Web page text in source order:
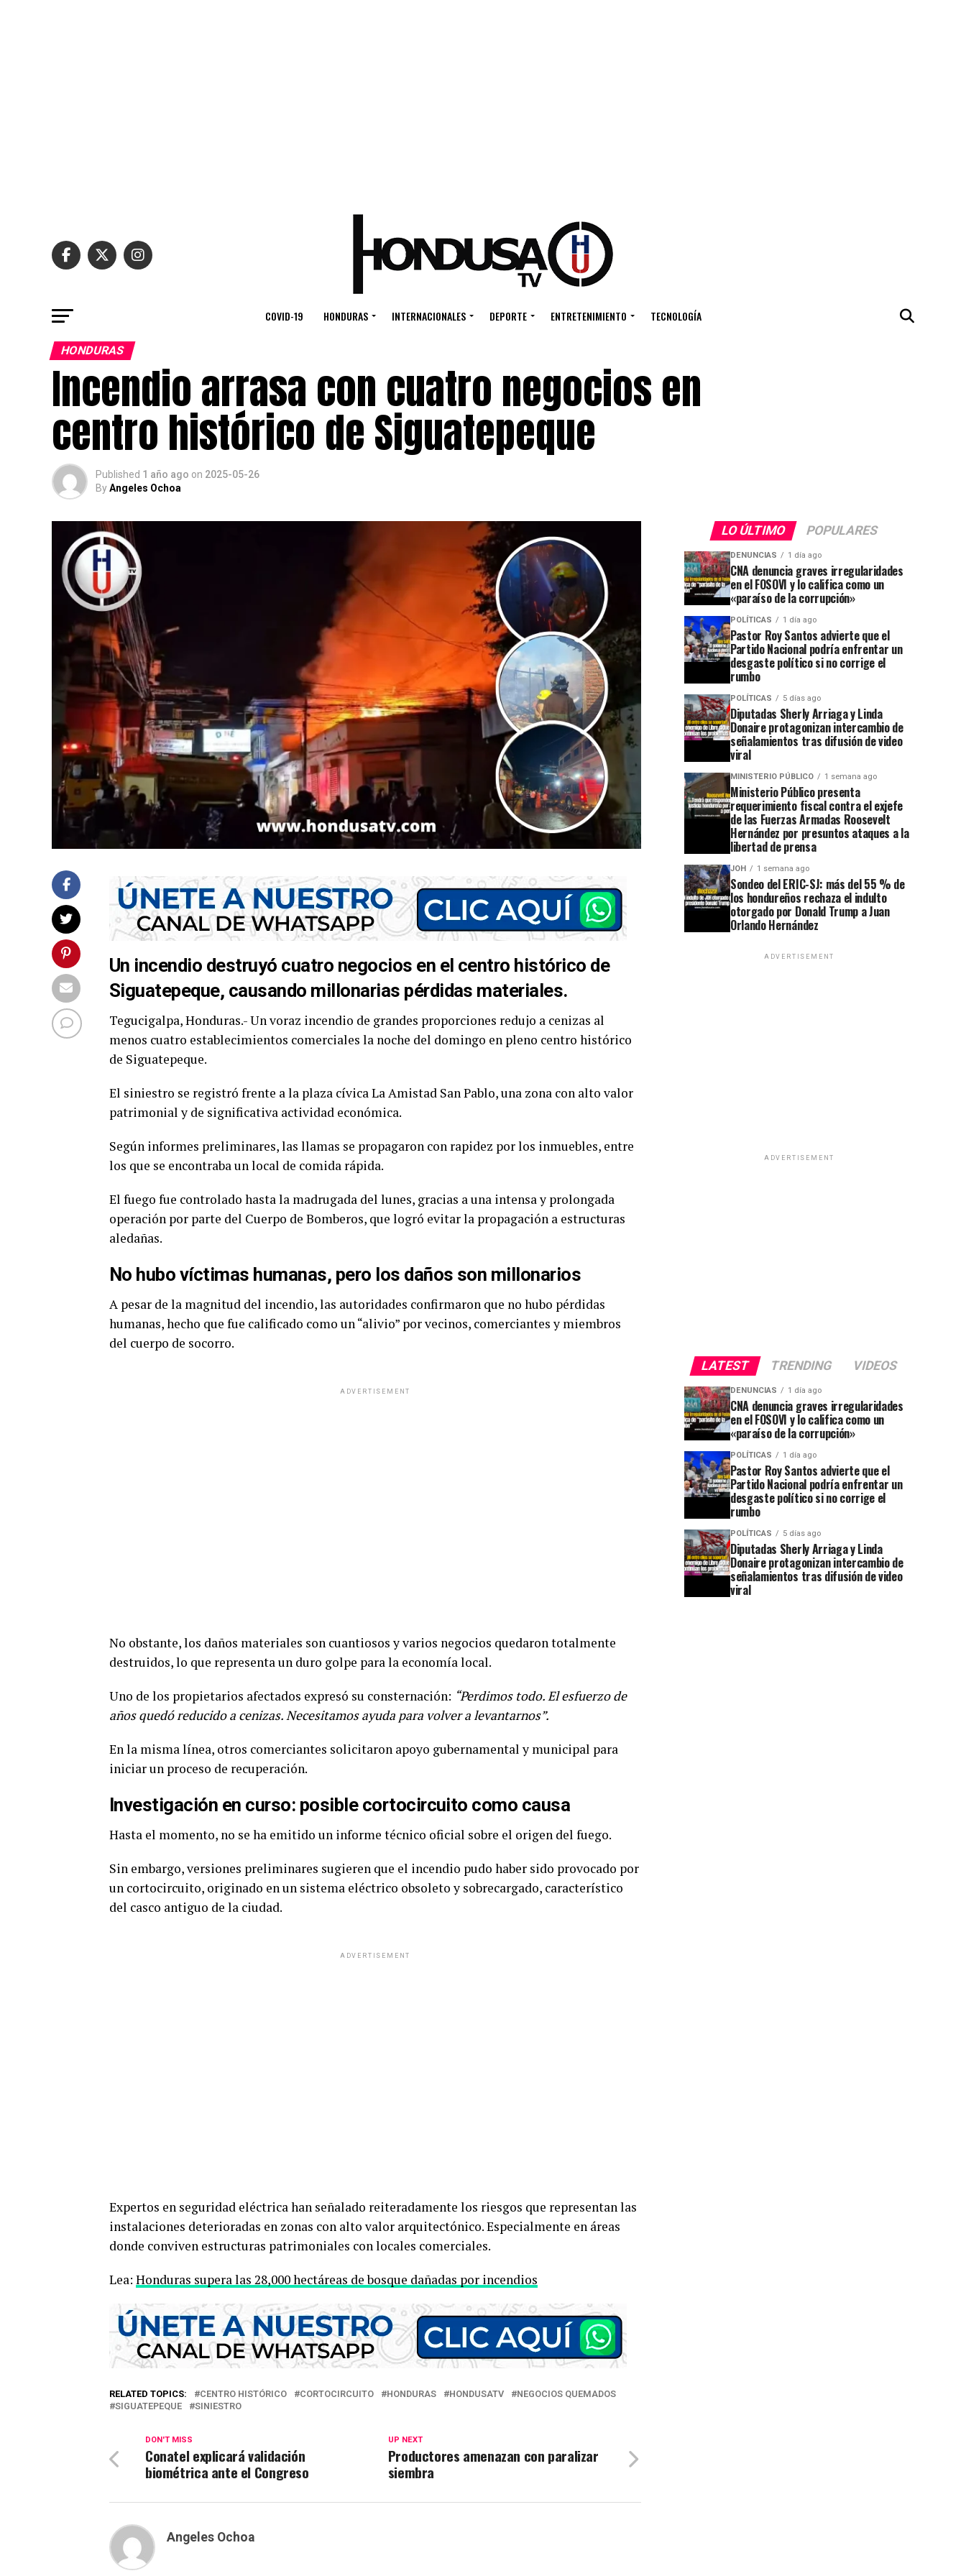
COVID-19 HONDURAS INTERNACIONALES DEPORTE ENTRETENIMIENTO TECNOLOGÍA
HONDURAS
Incendio arrasa con cuatro negocios en
centro histórico de Siguatepeque
Published 1 año ago on 2025-05-26
ByAngeles Ochoa
Un incendio destruyó cuatro negocios en el centro histórico de
Siguatepeque, causando millonarias pérdidas materiales.
Tegucigalpa, Honduras.- Un voraz incendio de grandes proporciones redujo a cenizas al
menos cuatro establecimientos comerciales la noche del domingo en pleno centro histórico
de Siguatepeque.
El siniestro se registró frente a la plaza cívica La Amistad San Pablo, una zona con alto valor
patrimonial y de significativa actividad económica.
Según informes preliminares, las llamas se propagaron con rapidez por los inmuebles, entre
los que se encontraba un local de comida rápida.
El fuego fue controlado hasta la madrugada del lunes, gracias a una intensa y prolongada
operación por parte del Cuerpo de Bomberos, que logró evitar la propagación a estructuras
aledañas.
No hubo víctimas humanas, pero los daños son millonarios
A pesar de la magnitud del incendio, las autoridades confirmaron que no hubo pérdidas
humanas, hecho que fue calificado como un “alivio” por vecinos, comerciantes y miembros
del cuerpo de socorro.
ADVERTISEMENT
No obstante, los daños materiales son cuantiosos y varios negocios quedaron totalmente
destruidos, lo que representa un duro golpe para la economía local.
Uno de los propietarios afectados expresó su consternación: “Perdimos todo. El esfuerzo de
años quedó reducido a cenizas. Necesitamos ayuda para volver a levantarnos”.
En la misma línea, otros comerciantes solicitaron apoyo gubernamental y municipal para
iniciar un proceso de recuperación.
Investigación en curso: posible cortocircuito como causa
Hasta el momento, no se ha emitido un informe técnico oficial sobre el origen del fuego.
Sin embargo, versiones preliminares sugieren que el incendio pudo haber sido provocado por
un cortocircuito, originado en un sistema eléctrico obsoleto y sobrecargado, característico
del casco antiguo de la ciudad.
ADVERTISEMENT
Expertos en seguridad eléctrica han señalado reiteradamente los riesgos que representan las
instalaciones deterioradas en zonas con alto valor arquitectónico. Especialmente en áreas
donde conviven estructuras patrimoniales con locales comerciales.
Lea: Honduras supera las 28,000 hectáreas de bosque dañadas por incendios
RELATED TOPICS: CENTRO HISTÓRICO CORTOCIRCUITO HONDURAS HONDUSATV
NEGOCIOS QUEMADOS
SIGUATEPEQUE
SINIESTRO
UP NEXT
Productores amenazan con paralizar
siembra
DON'T MISS
Conatel explicará validación
biométrica ante el Congreso
Angeles Ochoa
LO ÚLTIMO POPULARES
DENUNCIAS 1 día ago
CNA denuncia graves irregularidades
en el FOSOVI y lo califica como un
«paraíso de la corrupción»
POLÍTICAS 1 día ago
Pastor Roy Santos advierte que el
Partido Nacional podría enfrentar un
desgaste político si no corrige el
rumbo
POLÍTICAS 5 días ago
Diputadas Sherly Arriaga y Linda
Donaire protagonizan intercambio de
señalamientos tras difusión de video
viral
MINISTERIO PÚBLICO 1 semana ago
Ministerio Público presenta
requerimiento fiscal contra el exjefe
de las Fuerzas Armadas Roosevelt
Hernández por presuntos ataques a la
libertad de prensa
JOH 1 semana ago
Sondeo del ERIC-SJ: más del 55 % de
los hondureños rechaza el indulto
otorgado por Donald Trump a Juan
Orlando Hernández
ADVERTISEMENT
ADVERTISEMENT
LATEST TRENDING VIDEOS
DENUNCIAS 1 día ago
CNA denuncia graves irregularidades
en el FOSOVI y lo califica como un
«paraíso de la corrupción»
POLÍTICAS 1 día ago
Pastor Roy Santos advierte que el
Partido Nacional podría enfrentar un
desgaste político si no corrige el
rumbo
POLÍTICAS 5 días ago
Diputadas Sherly Arriaga y Linda
Donaire protagonizan intercambio de
señalamientos tras difusión de video
viral